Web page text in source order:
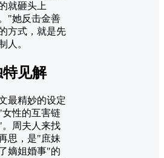
就砸头上
"她反击金善
方式，就是先
人。
特见解
最精妙的设定
女性的互害链
周夫人来找
思，是"庶妹
嫡姐婚事"的